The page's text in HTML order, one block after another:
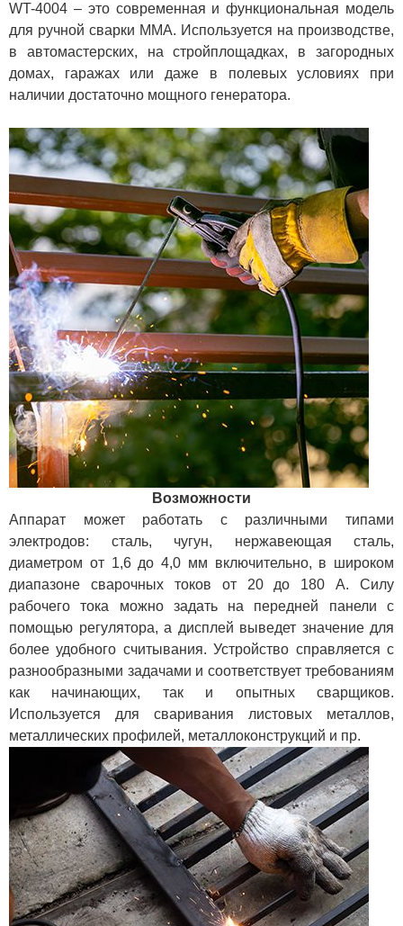
WT-4004 – это современная и функциональная модель
для ручной сварки ММА. Используется на производстве,
в автомастерских, на стройплощадках, в загородных
домах, гаражах или даже в полевых условиях при
наличии достаточно мощного генератора.
Возможности
Аппарат может работать с различными типами
электродов: сталь, чугун, нержавеющая сталь,
диаметром от 1,6 до 4,0 мм включительно, в широком
диапазоне сварочных токов от 20 до 180 А. Силу
рабочего тока можно задать на передней панели с
помощью регулятора, а дисплей выведет значение для
более удобного считывания. Устройство справляется с
разнообразными задачами и соответствует требованиям
как начинающих, так и опытных сварщиков.
Используется для сваривания листовых металлов,
металлических профилей, металлоконструкций и пр.